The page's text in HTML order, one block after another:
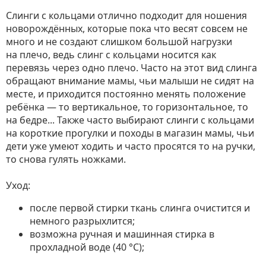
Слинги с кольцами отлично подходит для ношения
новорождённых, которые пока что весят совсем не
много и не создают слишком большой нагрузки
на плечо, ведь слинг с кольцами носится как
перевязь через одно плечо. Часто на этот вид слинга
обращают внимание мамы, чьи малыши не сидят на
месте, и приходится постоянно менять положение
ребёнка — то вертикальное, то горизонтальное, то
на бедре... Также часто выбирают слинги с кольцами
на короткие прогулки и походы в магазин мамы, чьи
дети уже умеют ходить и часто просятся то на ручки,
то снова гулять ножками.
Уход:
после первой стирки ткань слинга очистится и
немного разрыхлится;
возможна ручная и машинная стирка в
прохладной воде (40 °С);